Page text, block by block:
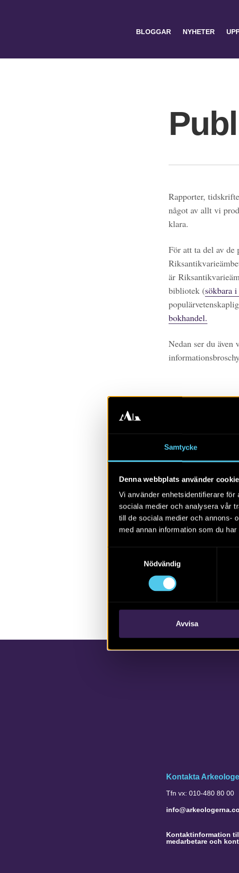
Samtycke
Denna webbplats använder
Vi använder enhetsidentifierare
sociala medier och analysera vår
till de sociala medier och annons-
med annan information som du
Nödvändig
Avvisa
BLOGGAR NYHETER
Rapporter,
något av allt vi
klara.
För att ta del av
är
bibliotek (sökbara
bokhandel.
Nedan ser du
Prenumerera på
Visa alla Artiklar
Inga poster
Kontakta
Tfn vx: 010-480 80 00
Kontaktinformation
medarbetare och